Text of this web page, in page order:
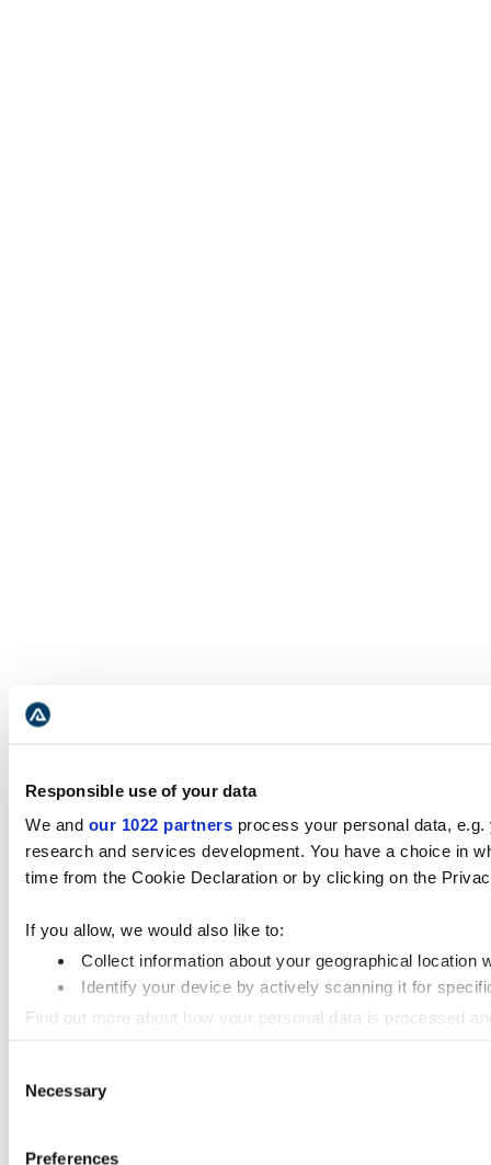
Responsible use of your data
We and our 1022 partners process your personal data,
research and services development. You have a choice in
time from the Cookie Declaration or by clicking on the
If you allow, we would also like to:
Collect information about your geographical location
Identify your device by actively scanning it for
Find out more about how your personal data is processed
information that you’ve provided to them or that they’ve
Selection
Necessary
Preferences